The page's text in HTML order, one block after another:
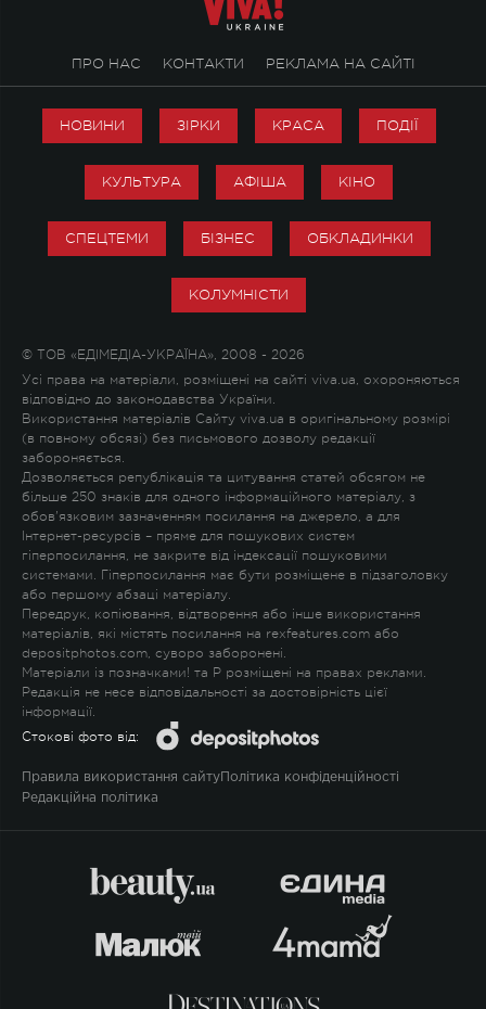
ПРО НАС КОНТАКТИ РЕКЛАМА НА САЙТІ
НОВИНИ ЗІРКИ КРАСА ПОДІЇ
КУЛЬТУРА АФІША КІНО
СПЕЦТЕМИ БІЗНЕС ОБКЛАДИНКИ
КОЛУМНІСТИ
© ТОВ «ЕДІМЕДІА-УКРАЇНА», 2008 - 2026
Усі права на матеріали, розміщені на сайті viva.ua, охороняються
відповідно до законодавства України.
Використання матеріалів Сайту viva.ua в оригінальному розмірі
(в повному обсязі) без письмового дозволу редакції
забороняється.
Дозволяється републікація та цитування статей обсягом не
більше 250 знаків для одного інформаційного матеріалу, з
обов'язковим зазначенням посилання на джерело, а для
Інтернет-ресурсів – пряме для пошукових систем
гіперпосилання, не закрите від індексації пошуковими
системами. Гіперпосилання має бути розміщене в підзаголовку
або першому абзаці матеріалу.
Передрук, копіювання, відтворення або інше використання
матеріалів, які містять посилання на rexfeatures.com або
depositphotos.com, суворо заборонені.
Матеріали із позначками! та P розміщені на правах реклами.
Редакція не несе відповідальності за достовірність цієї
інформації.
Стокові фото від:
Правила використання сайту Політика конфіденційності
Редакційна політика